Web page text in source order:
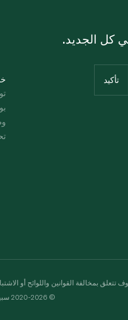
كل الجديد.
بمخالفة القوانين واللوائح أو
© 2020-2026 سبينس. كل الحقوق محفوظة